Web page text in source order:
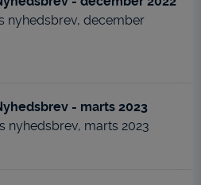
nyhedsbrev, december
- marts 2023
nyhedsbrev, marts 2023